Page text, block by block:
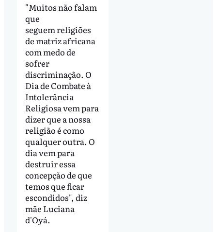
"Muitos não falam
que
seguem religiões
de matriz africana
com medo de
sofrer
discriminação. O
Dia de Combate à
Intolerância
Religiosa vem para
dizer que a nossa
religião é como
qualquer outra. O
dia vem para
destruir essa
concepção de que
temos que ficar
escondidos", diz
mãe Luciana
d'Oyá.